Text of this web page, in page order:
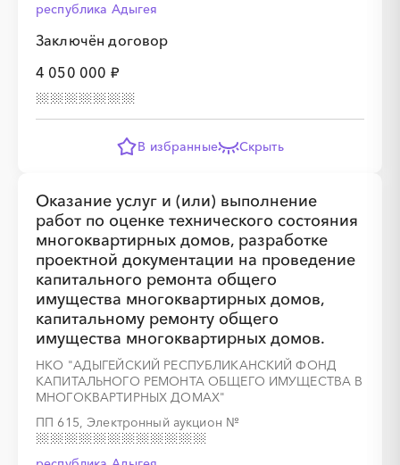
республика Адыгея
Заключён договор
4 050 000 ₽
В избранные Скрыть
Оказание услуг и (или) выполнение
работ по оценке технического состояния
многоквартирных домов, разработке
проектной документации на проведение
капитального ремонта общего
имущества многоквартирных домов,
капитальному ремонту общего
имущества многоквартирных домов.
НКО "АДЫГЕЙСКИЙ РЕСПУБЛИКАНСКИЙ ФОНД
КАПИТАЛЬНОГО РЕМОНТА ОБЩЕГО ИМУЩЕСТВА В
МНОГОКВАРТИРНЫХ ДОМАХ"
ПП 615, Электронный аукцион №